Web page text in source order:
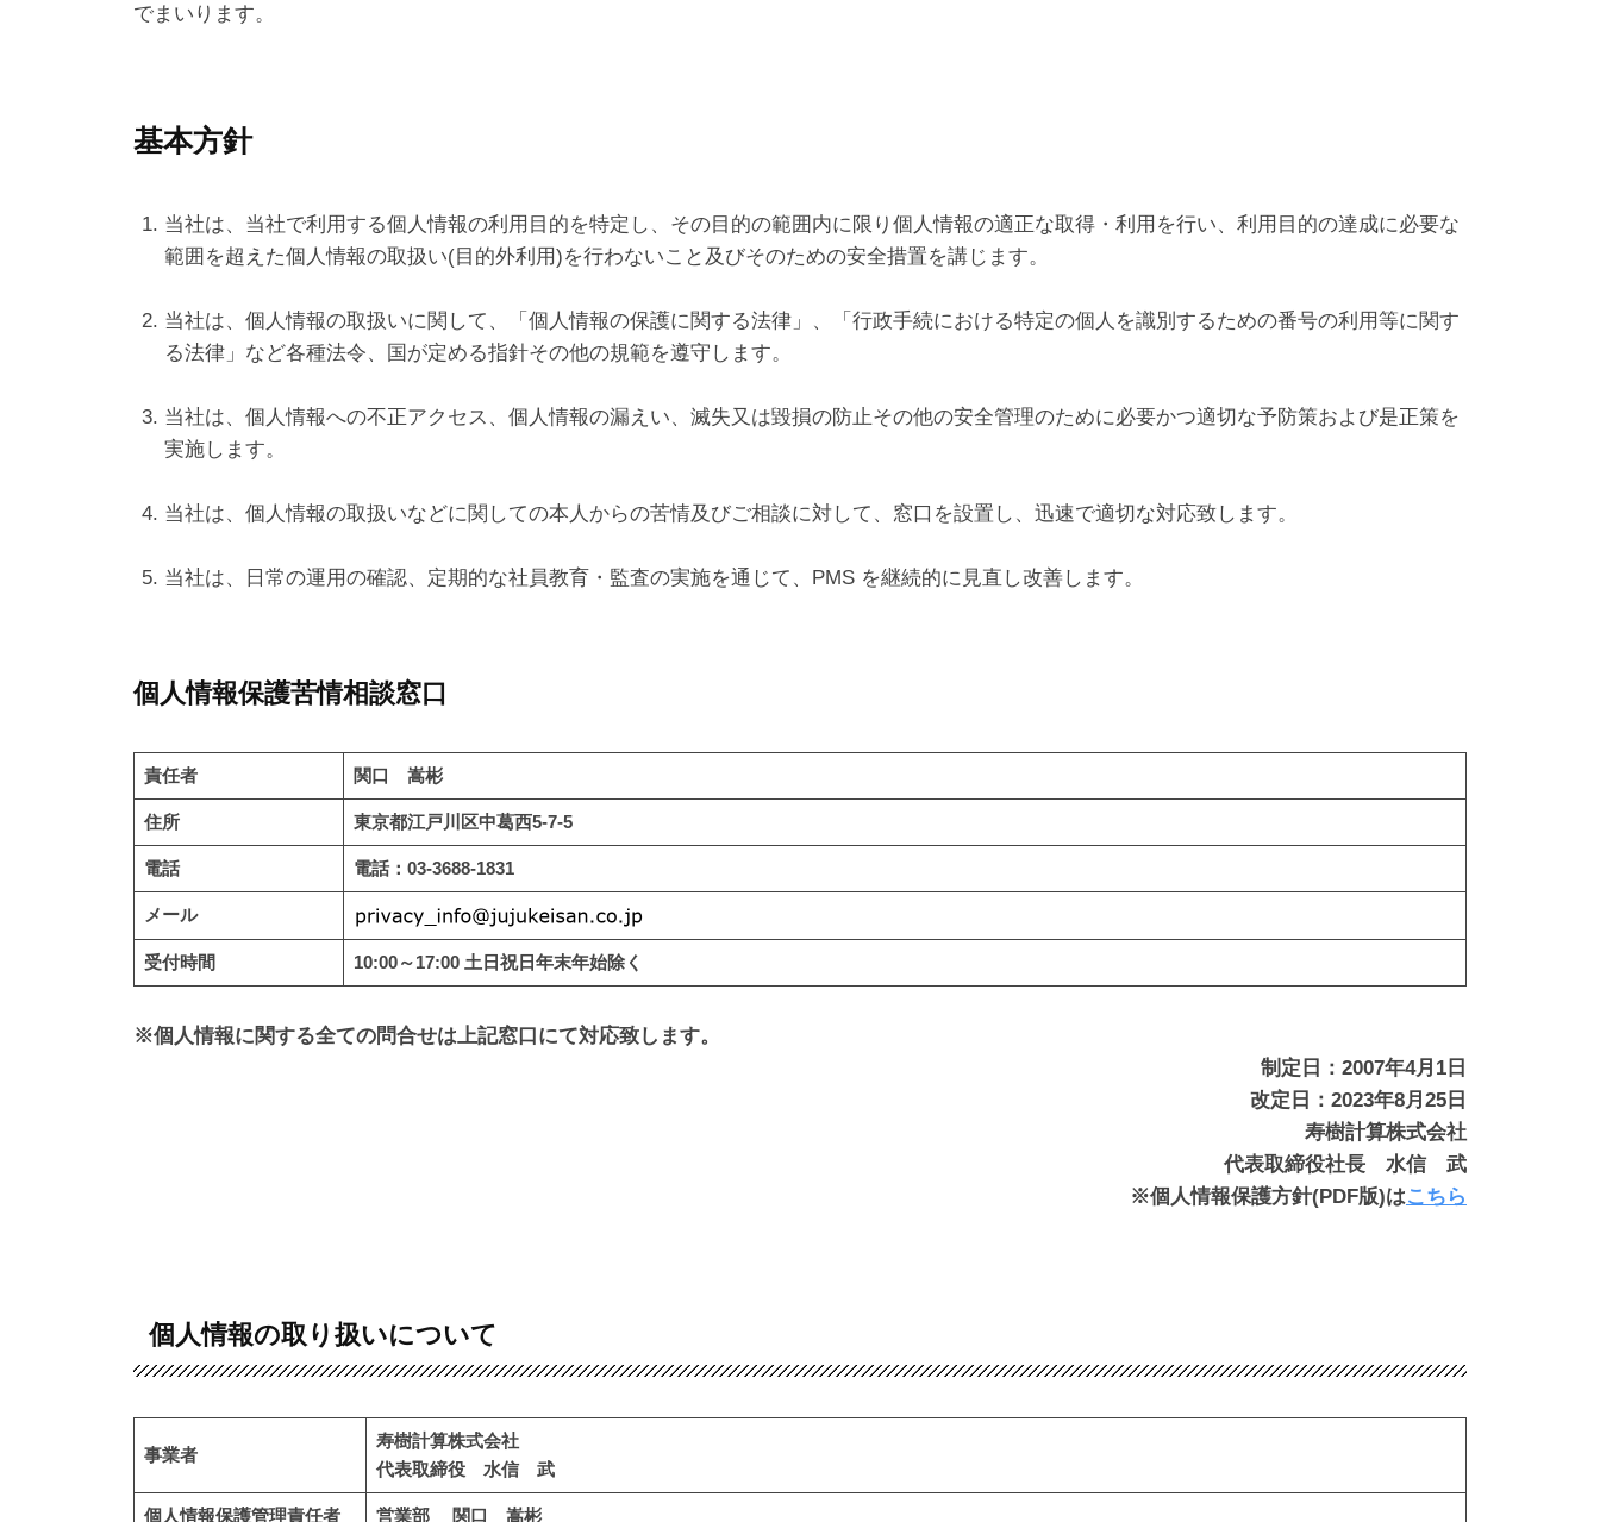
い
2024
月
by
ad1228lcjb
でまいります。
基本方針
当社は、当社で利用する個人情報の利用目的を特定し、その目的の範囲内に限り個人情報の適正な取得・利用を行い、利用目的の達成に必要な
範囲を超えた個人情報の取扱い(目的外利用)を行わないこと及びそのための安全措置を講じます。
当社は、個人情報の取扱いに関して、「個人情報の保護に関する法律」、「行政手続における特定の個人を識別するための番号の利用等に関す
る法律」など各種法令、国が定める指針その他の規範を遵守します。
当社は、個人情報への不正アクセス、個人情報の漏えい、滅失又は毀損の防止その他の安全管理のために必要かつ適切な予防策および是正策を
実施します。
当社は、個人情報の取扱いなどに関しての本人からの苦情及びご相談に対して、窓口を設置し、迅速で適切な対応致します。
当社は、日常の運用の確認、定期的な社員教育・監査の実施を通じて、PMS を継続的に見直し改善します。
個人情報保護苦情相談窓口
責任者 関口 嵩彬
住所 東京都江戸川区中葛西5-7-5
電話 電話：03-3688-1831
メール
受付時間 10:00～17:00 土日祝日年末年始除く
※個人情報に関する全ての問合せは上記窓口にて対応致します。
制定日：2007年4月1日
改定日：2023年8月25日
寿樹計算株式会社
代表取締役社長 水信 武
※個人情報保護方針(PDF版)はこちら
個人情報の取り扱いについて
事業者
寿樹計算株式会社
代表取締役 水信 武
個人情報保護管理責任者 営業部 関口 嵩彬